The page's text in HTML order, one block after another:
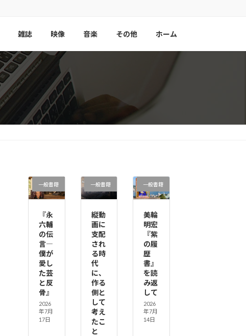
雑誌 映像 音楽 その他 ホーム
一般書籍
『永
六輔
の伝
言―
僕が
愛し
た芸
と反
骨』
2026
年7月
17日
一般書籍
縦動
画に
支配
され
る時
代
に、
作る
側と
して
考え
たこ
と
一般書籍
美輪
明宏
『紫
の履
歴
書』
を読
み返
して
2026
年7月
14日